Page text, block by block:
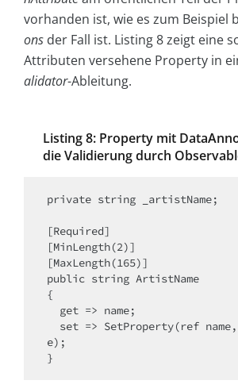
vorhanden ist, wie es zum Beispiel
ons der Fall ist. Listing 8 zeigt eine
Attributen versehene Property in
alidator-Ableitung.
Listing 8: Property mit
die Validierung durch
private string _artistName;
[Required]
[MinLength(2)]
[MaxLength(165)]
public string ArtistName
{
e);